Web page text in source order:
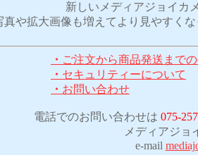
新しいメディアジョイカ
真や拡大画像も増えてより見やすく
・ ご注文から商品発送まで
・ セキュリティーについて
・ お問い合わせ
電話でのお問い合わせは 075-
メディアジョ
e-mail